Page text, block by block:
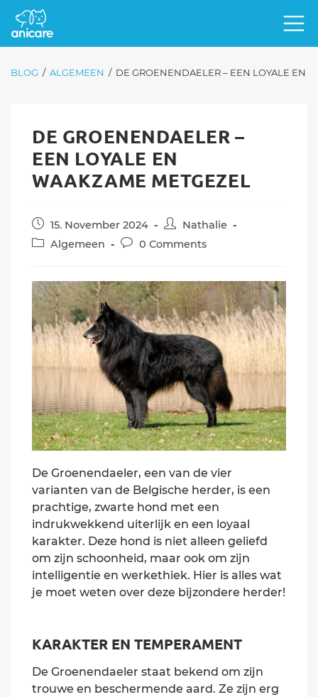
BLOG / ALGEMEEN / DE GROENENDAELER – EEN LOYALE EN
DE GROENENDAELER –
EEN LOYALE EN
WAAKZAME METGEZEL
Post
published:
15. November 2024
Post
author:
Nathalie
PostAlgemeen
Post0 Comments
De Groenendaeler, een van de vier
varianten van de Belgische herder, is een
prachtige, zwarte hond met een
indrukwekkend uiterlijk en een loyaal
karakter. Deze hond is niet alleen geliefd
om zijn schoonheid, maar ook om zijn
intelligentie en werkethiek. Hier is alles wat
je moet weten over deze bijzondere herder!
KARAKTER EN TEMPERAMENT
De Groenendaeler staat bekend om zijn
trouwe en beschermende aard. Ze zijn erg